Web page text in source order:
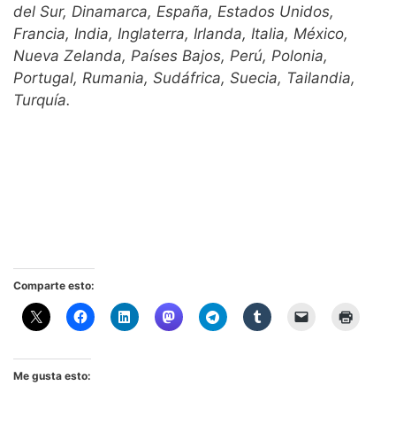
del Sur, Dinamarca, España, Estados Unidos,
Francia, India, Inglaterra, Irlanda, Italia, México,
Nueva Zelanda, Países Bajos, Perú, Polonia,
Portugal, Rumania, Sudáfrica, Suecia, Tailandia,
Turquía.
Comparte esto:
Me gusta esto: